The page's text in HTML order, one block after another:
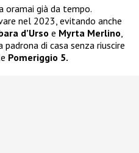
già da tempo.
nel 2023, evitando anche
d’Urso e Myrta Merlino
di casa senza riuscire
Pomeriggio 5.